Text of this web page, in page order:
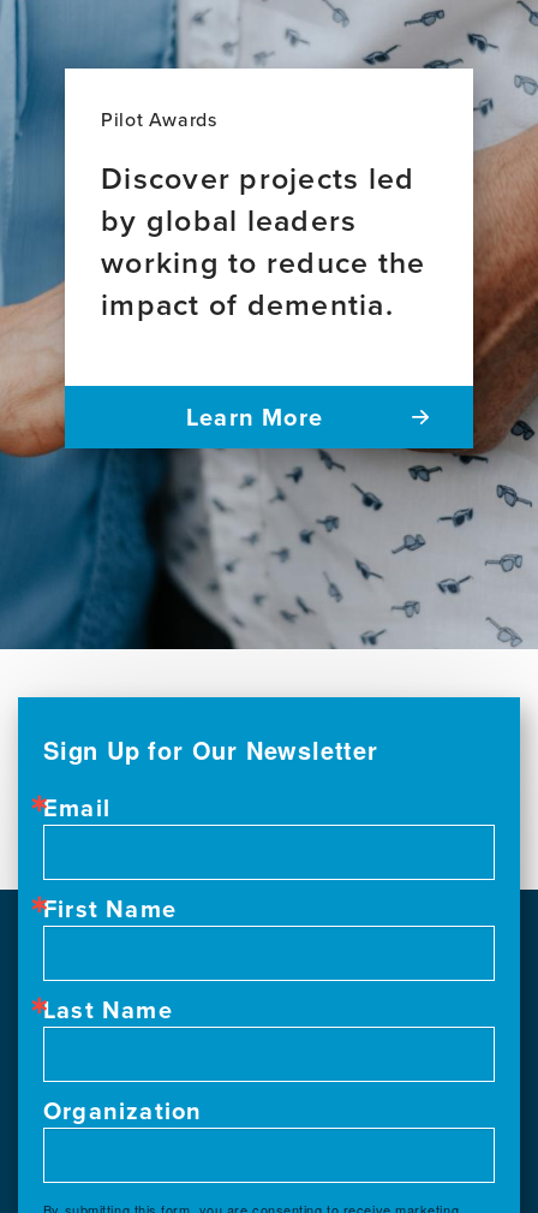
Pilot Awards
Discover projects led
by global leaders
working to reduce the
impact of dementia.
Learn More
Sign Up for Our Newsletter
Email
First Name
Last Name
Organization